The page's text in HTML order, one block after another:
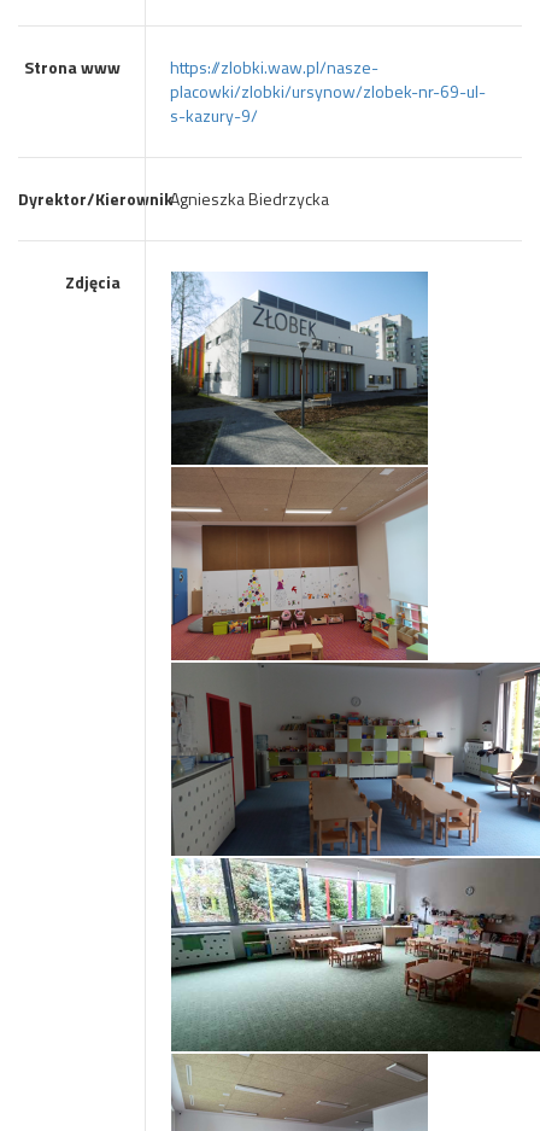
Strona www
https://zlobki.waw.pl/nasze-
placowki/zlobki/ursynow/zlobek-nr-69-ul-
s-kazury-9/
Dyrektor/KierownikAgnieszka Biedrzycka
Zdjęcia